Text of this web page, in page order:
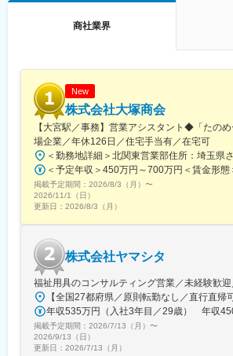
商社業界
New
株式会社大塚商会
【大宮駅／事務】営業アシスタント◆「たの
場企業／年休126日／住宅手当有／在宅可
掲載予定期間： 2026/8/3（月） 〜
2026/11/1（日）
更新日： 2026/8/3（月）
株式会社ヤマシタ
福祉用具のコンサルティング営業／未経験歓
掲載予定期間： 2026/7/13（月） 〜
2026/9/13（日）
更新日： 2026/7/13（月）